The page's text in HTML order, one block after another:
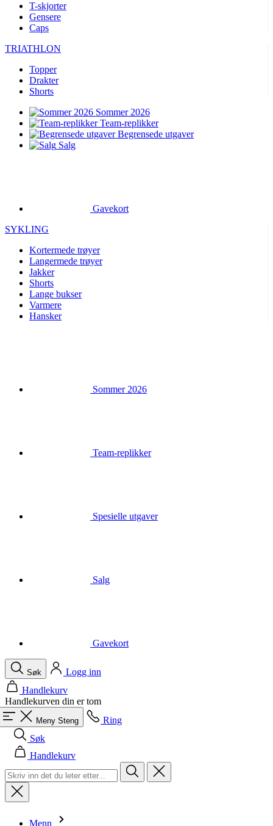
T-skjorter
Gensere
Caps
TRIATHLON
Topper
Drakter
Shorts
Sommer 2026
Team-replikker
Begrensede utgaver
Salg
Langermede trøyer
Shorts
Varmere
Hansker
Handlekurven din er tom
Meny Steng
Søk
Handlekurv
Menn
Alle i kategorien Menn